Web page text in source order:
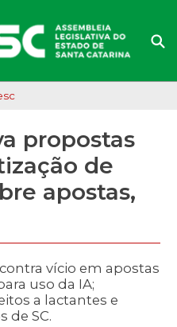
propostas
de
apostas,
vício em apostas
uso da IA;
a lactantes e
de SC.